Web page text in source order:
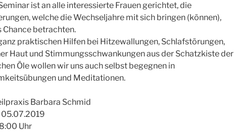
ist an alle interessierte Frauen gerichtet, die
welche die Wechseljahre mit sich bringen (können),
Chance betrachten.
praktischen Hilfen bei Hitzewallungen, Schlafstörungen,
Haut und Stimmungsschwankungen aus der Schatzkiste der
Öle wollen wir uns auch selbst begegnen in
und Meditationen.
Barbara Schmid
05.07.2019
Uhr